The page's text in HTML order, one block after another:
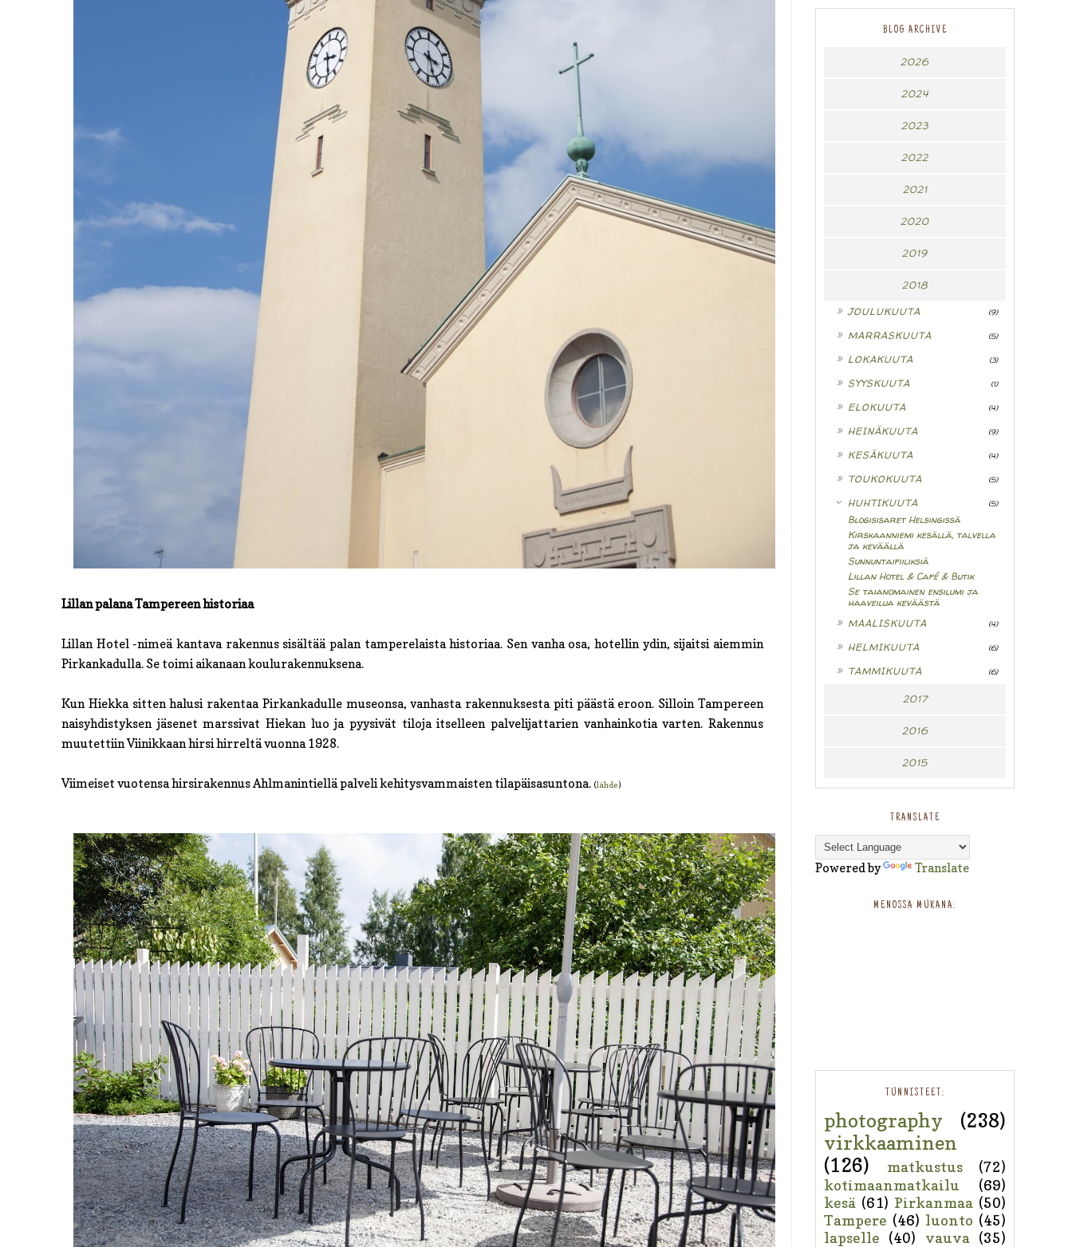
Lillan palana Tampereen historiaa
Lillan Hotel -nimeä kantava rakennus sisältää palan tamperelaista historiaa. Sen vanha osa, hotellin ydin, sijaitsi aiemmin
Pirkankadulla. Se toimi aikanaan koulurakennuksena.
Kun Hiekka sitten halusi rakentaa Pirkankadulle museonsa, vanhasta rakennuksesta piti päästä eroon. Silloin Tampereen
naisyhdistyksen jäsenet marssivat Hiekan luo ja pyysivät tiloja itselleen palvelijattarien vanhainkotia varten. Rakennus
muutettiin Viinikkaan hirsi hirreltä vuonna 1928.
Viimeiset vuotensa hirsirakennus Ahlmanintiellä palveli kehitysvammaisten tilapäisasuntona. (lähde)
BLOG ARCHIVE
2026
2024
2023
2022
2021
2020
2019
2018
JOULUKUUTA (9)
MARRASKUUTA (5)
LOKAKUUTA (3)
SYYSKUUTA (1)
ELOKUUTA (4)
HEINÄKUUTA (9)
KESÄKUUTA (4)
TOUKOKUUTA (5)
HUHTIKUUTA (5)
Blogisisaret Helsingissä
Kirskaanniemi kesällä, talvella
ja keväällä
Sunnuntaifiiliksiä
Lillan Hotel & Café & Butik
Se taianomainen ensilumi ja
haaveilua keväästä
MAALISKUUTA (4)
HELMIKUUTA (6)
TAMMIKUUTA (6)
2017
2016
2015
TRANSLATE
Powered by Translate
MENOSSA MUKANA:
TUNNISTEET:
photography
(238)
virkkaaminen
(126)
matkustus
(72)
kotimaanmatkailu
(69)
kesä (61) Pirkanmaa (50)
Tampere (46) luonto (45)
lapselle
(40) vauva (35)